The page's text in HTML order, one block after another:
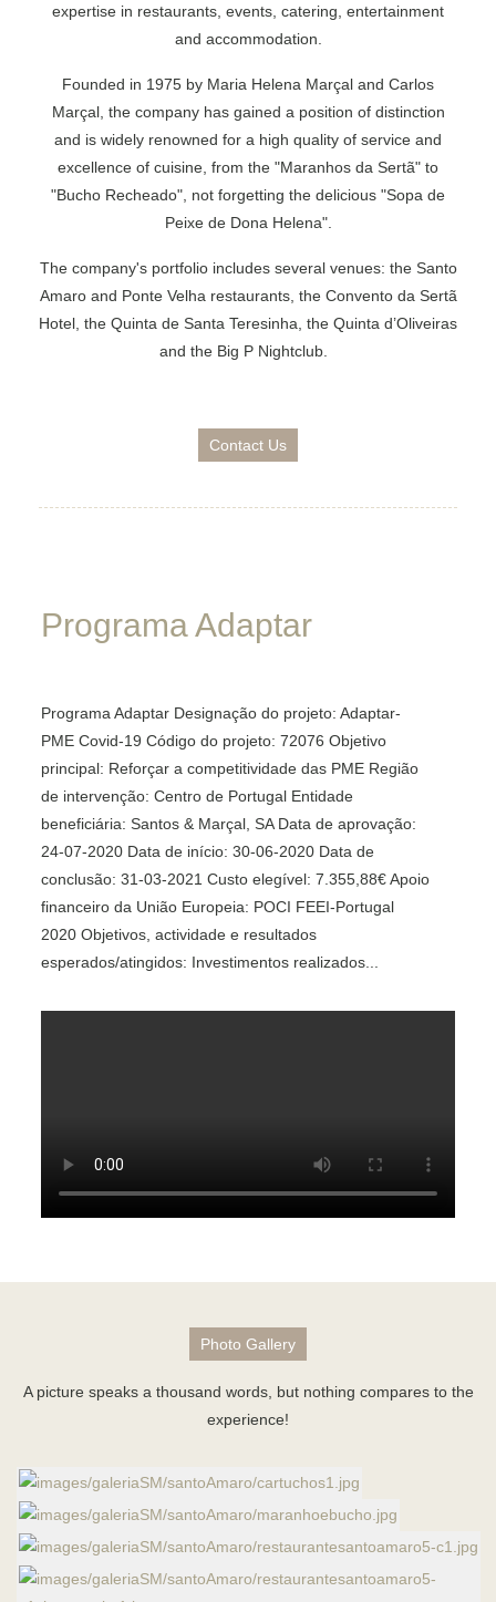
expertise in restaurants, events, catering, entertainment
and accommodation.
Founded in 1975 by Maria Helena Marçal and Carlos
Marçal, the company has gained a position of distinction
and is widely renowned for a high quality of service and
excellence of cuisine, from the "Maranhos da Sertã" to
"Bucho Recheado", not forgetting the delicious "Sopa de
Peixe de Dona Helena".
The company's portfolio includes several venues: the Santo
Amaro and Ponte Velha restaurants, the Convento da Sertã
Hotel, the Quinta de Santa Teresinha, the Quinta d’Oliveiras
and the Big P Nightclub.
Contact Us
ProgramaAdaptar
Programa Adaptar Designação do projeto: Adaptar-
PME Covid-19 Código do projeto: 72076 Objetivo
principal: Reforçar a competitividade das PME Região
de intervenção: Centro de Portugal Entidade
beneficiária: Santos & Marçal, SA Data de aprovação:
24-07-2020 Data de início: 30-06-2020 Data de
conclusão: 31-03-2021 Custo elegível: 7.355,88€ Apoio
financeiro da União Europeia: POCI FEEI-Portugal
2020 Objetivos, actividade e resultados
esperados/atingidos: Investimentos realizados...
Photo Gallery
A picture speaks a thousand words, but nothing compares to the
experience!